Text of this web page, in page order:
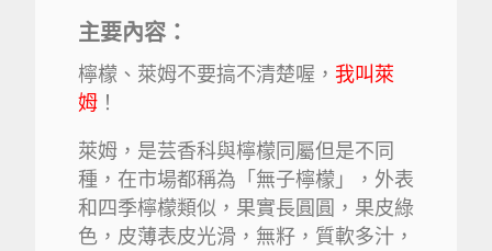
主要內容：
檸檬、萊姆不要搞不清楚喔， 我叫萊
姆！
萊姆，是芸香科與檸檬同屬但是不同
種，在市場都稱為「無子檸檬」，外表
和四季檸檬類似，果實長圓圓，果皮綠
色，皮薄表皮光滑，無籽，質軟多汁，